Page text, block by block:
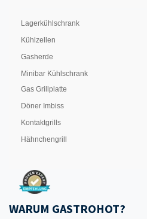
Lagerkühlschrank
Kühlzellen
Gasherde
Minibar Kühlschrank
Gas Grillplatte
Döner Imbiss
Kontaktgrills
Hähnchengrill
WARUM GASTROHOT?